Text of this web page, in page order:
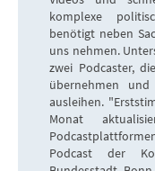
komplexe
benötigt neben
uns nehmen.
zwei Podcaster,
übernehmen
ausleihen.
Monat
Podcast der